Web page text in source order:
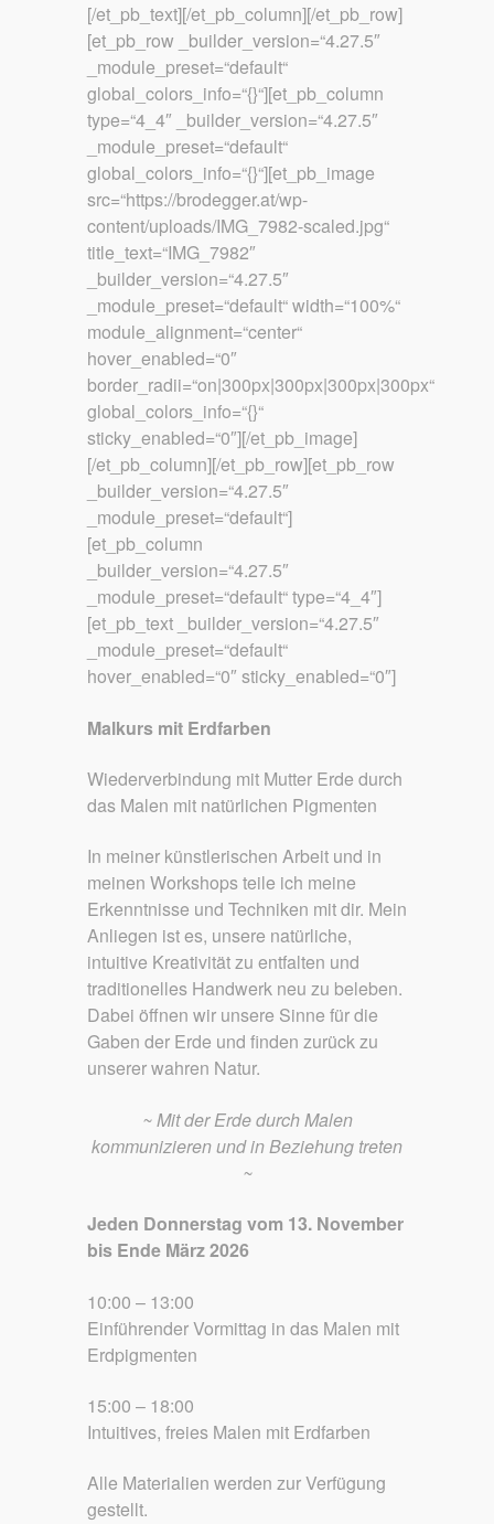
[/et_pb_text][/et_pb_column][/et_pb_row]
[et_pb_row _builder_version=“4.27.5″
_module_preset=“default“
global_colors_info=“{}“][et_pb_column
type=“4_4″ _builder_version=“4.27.5″
_module_preset=“default“
global_colors_info=“{}“][et_pb_image
src=“https://brodegger.at/wp-
content/uploads/IMG_7982-scaled.jpg“
title_text=“IMG_7982″
_builder_version=“4.27.5″
_module_preset=“default“ width=“100%“
module_alignment=“center“
hover_enabled=“0″
border_radii=“on|300px|300px|300px|300px“
global_colors_info=“{}“
sticky_enabled=“0″][/et_pb_image]
[/et_pb_column][/et_pb_row][et_pb_row
_builder_version=“4.27.5″
_module_preset=“default“]
[et_pb_column
_builder_version=“4.27.5″
_module_preset=“default“ type=“4_4″]
[et_pb_text _builder_version=“4.27.5″
_module_preset=“default“
hover_enabled=“0″ sticky_enabled=“0″]
Malkurs mit Erdfarben
Wiederverbindung mit Mutter Erde durch
das Malen mit natürlichen Pigmenten
In meiner künstlerischen Arbeit und in
meinen Workshops teile ich meine
Erkenntnisse und Techniken mit dir. Mein
Anliegen ist es, unsere natürliche,
intuitive Kreativität zu entfalten und
traditionelles Handwerk neu zu beleben.
Dabei öffnen wir unsere Sinne für die
Gaben der Erde und finden zurück zu
unserer wahren Natur.
~ Mit der Erde durch Malen
kommunizieren und in Beziehung treten
~
Jeden Donnerstag vom 13. November
bis Ende März 2026
10:00 – 13:00
Einführender Vormittag in das Malen mit
Erdpigmenten
15:00 – 18:00
Intuitives, freies Malen mit Erdfarben
Alle Materialien werden zur Verfügung
gestellt.